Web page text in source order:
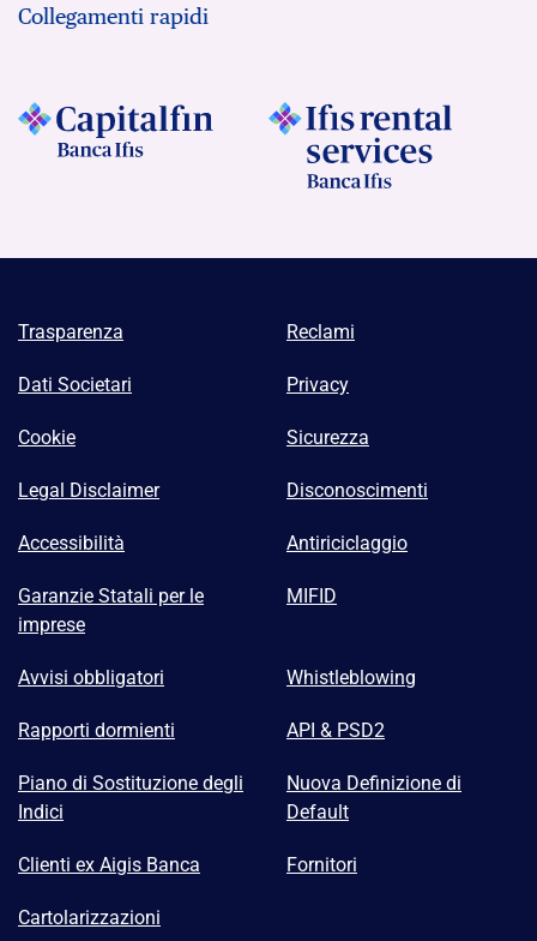
Collegamenti rapidi
Trasparenza Reclami
Dati Societari Privacy
Cookie Sicurezza
Legal Disclaimer Disconoscimenti
Accessibilità Antiriciclaggio
Garanzie Statali per le
imprese
MIFID
Avvisi obbligatori Whistleblowing
Rapporti dormienti API & PSD2
Piano di Sostituzione degli
Indici
Nuova Definizione di
Default
Clienti ex Aigis Banca Fornitori
Cartolarizzazioni